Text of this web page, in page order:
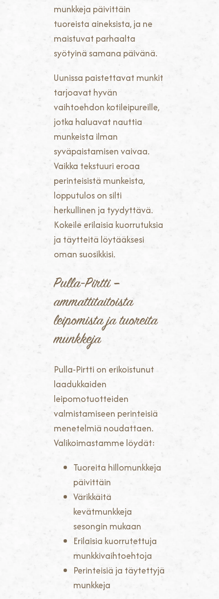
munkkeja päivittäin
tuoreista aineksista, ja ne
maistuvat parhaalta
syötyinä samana päivänä.
Uunissa paistettavat munkit
tarjoavat hyvän
vaihtoehdon kotileipureille,
jotka haluavat nauttia
munkeista ilman
syväpaistamisen vaivaa.
Vaikka tekstuuri eroaa
perinteisistä munkeista,
lopputulos on silti
herkullinen ja tyydyttävä.
Kokeile erilaisia kuorrutuksia
ja täytteitä löytääksesi
oman suosikkisi.
Pulla-Pirtti –
ammattitaitoista
leipomista ja tuoreita
munkkeja
Pulla-Pirtti on erikoistunut
laadukkaiden
leipomotuotteiden
valmistamiseen perinteisiä
menetelmiä noudattaen.
Valikoimastamme löydät:
Tuoreita hillomunkkeja
päivittäin
Värikkäitä
kevätmunkkeja
sesongin mukaan
Erilaisia kuorrutettuja
munkkivaihtoehtoja
Perinteisiä ja täytettyjä
munkkeja